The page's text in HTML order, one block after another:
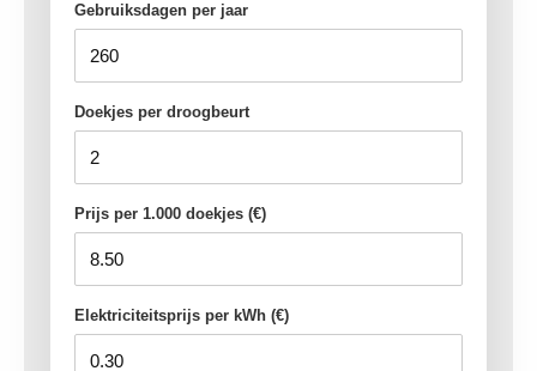
Gebruiksdagen per jaar
Doekjes per droogbeurt
Prijs per 1.000 doekjes (€)
Elektriciteitsprijs per kWh (€)